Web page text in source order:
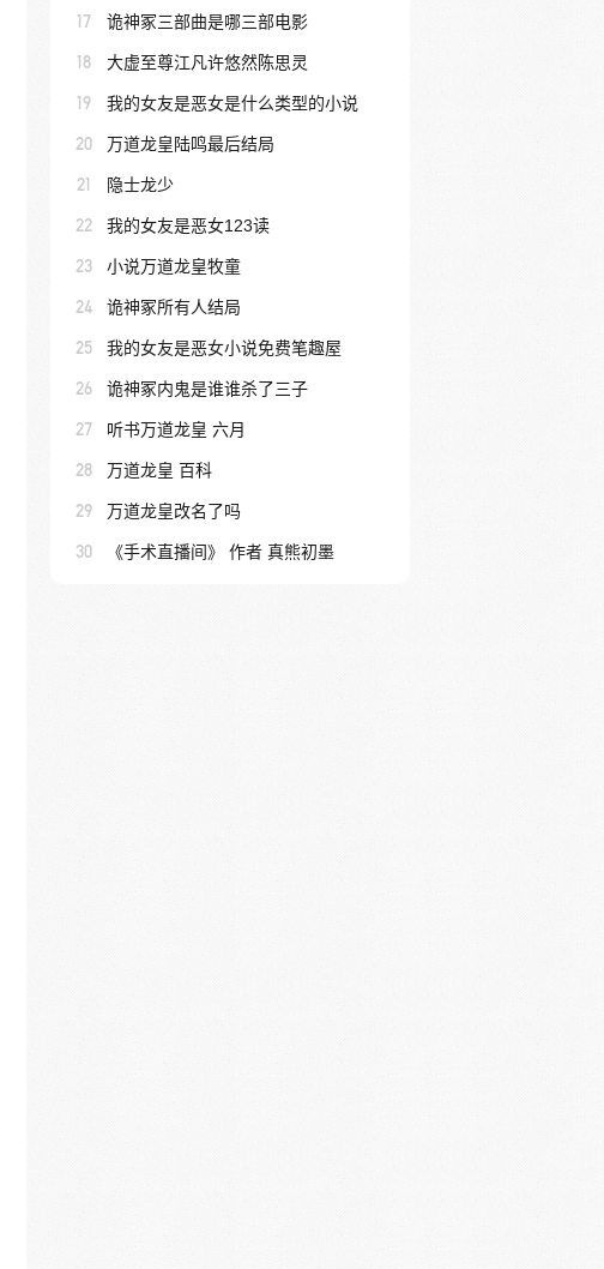
17 诡神冢三部曲是哪三部电影
18 大虚至尊江凡许悠然陈思灵
19 我的女友是恶女是什么类型的小说
20 万道龙皇陆鸣最后结局
21 隐士龙少
22 我的女友是恶女123读
23 小说万道龙皇牧童
24 诡神冢所有人结局
25 我的女友是恶女小说免费笔趣屋
26 诡神冢内鬼是谁谁杀了三子
27 听书万道龙皇 六月
28 万道龙皇 百科
29 万道龙皇改名了吗
30 《手术直播间》 作者 真熊初墨